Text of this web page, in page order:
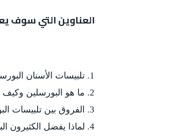
العناوين التي سوف
تلبيسات الأسنان
ما هو البورسلين وكيف
الفروق بين تلبيسات
لماذا يفضل الكثيرون